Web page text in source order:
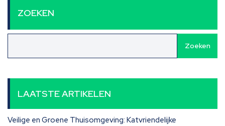
ZOEKEN
Zoeken
LAATSTE ARTIKELEN
Veilige en Groene Thuisomgeving: Katvriendelijke